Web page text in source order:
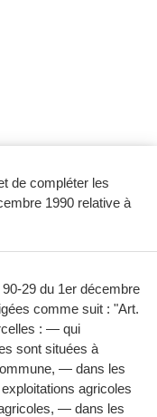
de compléter les
1990 relative à
29 du 1er décembre
comme suit : "Art.
: — qui
sont situées à
— dans les
agricoles
— dans les